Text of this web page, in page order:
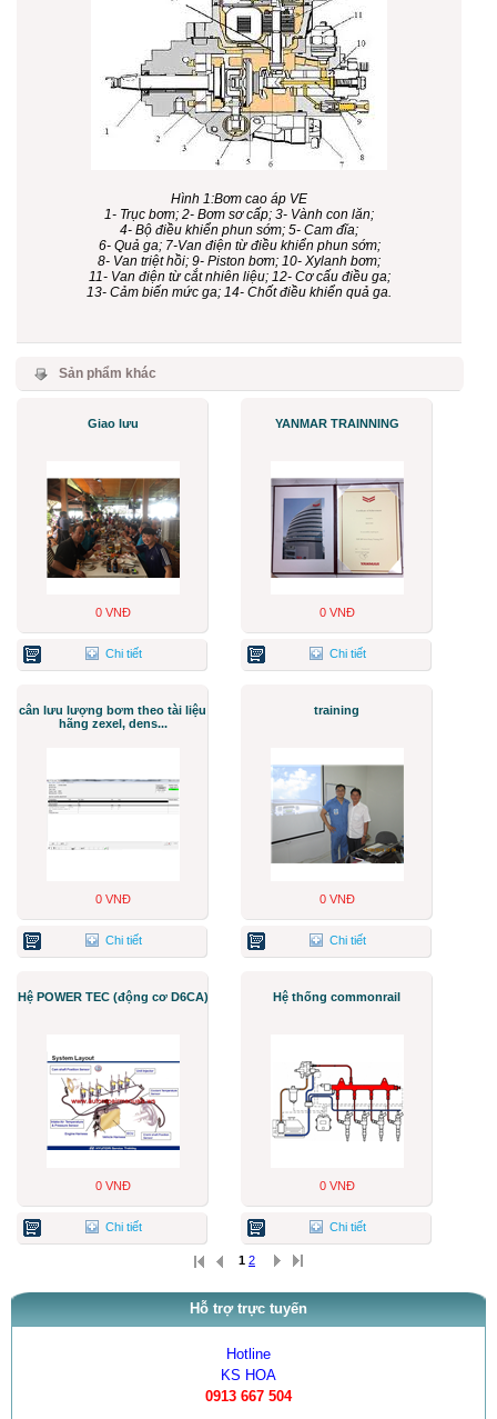
Hình 1:Bơm cao áp VE
1- Trục bơm; 2- Bơm sơ cấp; 3- Vành con lăn;
4- Bộ điều khiển phun sớm; 5- Cam đĩa;
6- Quả ga; 7-Van điện từ điều khiển phun sớm;
8- Van triệt hồi; 9- Piston bơm; 10- Xylanh bơm;
11- Van điện từ cắt nhiên liệu; 12- Cơ cấu điều ga;
13- Cảm biến mức ga; 14- Chốt điều khiển quả ga.
Sản phẩm khác
Giao lưu
0 VNĐ
Chi tiết
YANMAR TRAINNING
0 VNĐ
Chi tiết
cân lưu lượng bơm theo tài liệu
hãng zexel, dens...
0 VNĐ
Chi tiết
training
0 VNĐ
Chi tiết
Hệ POWER TEC (động cơ D6CA)
0 VNĐ
Chi tiết
Hệ thống commonrail
0 VNĐ
Chi tiết
1 2
Hỗ trợ trực tuyến
Hotline
KS HOA
0913 667 504